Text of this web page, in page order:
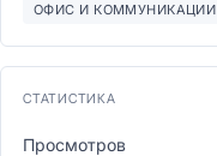
ОФИС И КОММУНИКАЦИИ
СТАТИСТИКА
Просмотров